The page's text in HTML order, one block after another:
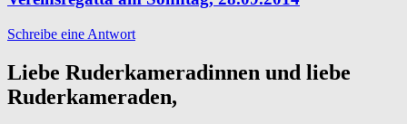
Schreibe eine Antwort
Liebe Ruderkameradinnen und liebe
Ruderkameraden,